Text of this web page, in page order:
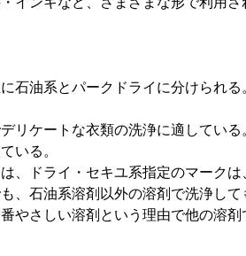
石油系とパークドライに分けられる
リケートな衣類の洗浄に適している
いる。
、ドライ・セキユ系指定のマークは
、石油系溶剤以外の溶剤で洗浄し
やさしい溶剤という理由で他の溶